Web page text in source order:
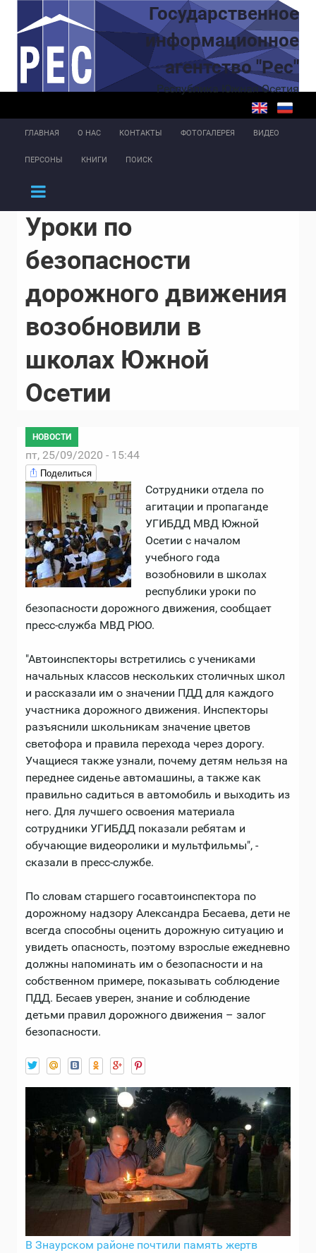
Перейти к основному содержаниюГосударственное
информационное
агентство "Рес"
Республика Южная Осетия
ГЛАВНАЯ О НАС КОНТАКТЫ ФОТОГАЛЕРЕЯ ВИДЕО
ПЕРСОНЫ КНИГИ ПОИСК
Уроки по
безопасности
дорожного движения
возобновили в
школах Южной
Осетии
НОВОСТИ
пт, 25/09/2020 - 15:44
Поделиться
Сотрудники отдела по
агитации и пропаганде
УГИБДД МВД Южной
Осетии с началом
учебного года
возобновили в школах
республики уроки по
безопасности дорожного движения, сообщает
пресс-служба МВД РЮО.
"Автоинспекторы встретились с учениками
начальных классов нескольких столичных школ
и рассказали им о значении ПДД для каждого
участника дорожного движения. Инспекторы
разъяснили школьникам значение цветов
светофора и правила перехода через дорогу.
Учащиеся также узнали, почему детям нельзя на
переднее сиденье автомашины, а также как
правильно садиться в автомобиль и выходить из
него. Для лучшего освоения материала
сотрудники УГИБДД показали ребятам и
обучающие видеоролики и мультфильмы", -
сказали в пресс-службе.
По словам старшего госавтоинспектора по
дорожному надзору Александра Бесаева, дети не
всегда способны оценить дорожную ситуацию и
увидеть опасность, поэтому взрослые ежедневно
должны напоминать им о безопасности и на
собственном примере, показывать соблюдение
ПДД. Бесаев уверен, знание и соблюдение
детьми правил дорожного движения – залог
безопасности.
В Знаурском районе почтили память жертв